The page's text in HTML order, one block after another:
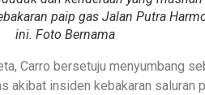
paip gas Jalan Putra
ini. Foto Bernama
Carro bersetuju menyumbang
akibat insiden kebakaran saluran